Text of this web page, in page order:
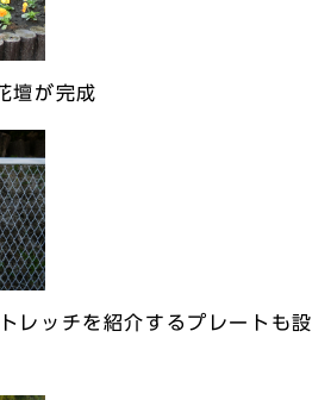
壇が完成
レッチを紹介するプレートも設